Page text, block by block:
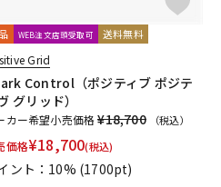
WEB注文店頭受取可 送料無料
Grid
Control（ポジティブ ポジテ
グリッド）
カー希望小売価格¥18,700 （税込）
価格¥18,700(税込)
ント：10% (1700pt)